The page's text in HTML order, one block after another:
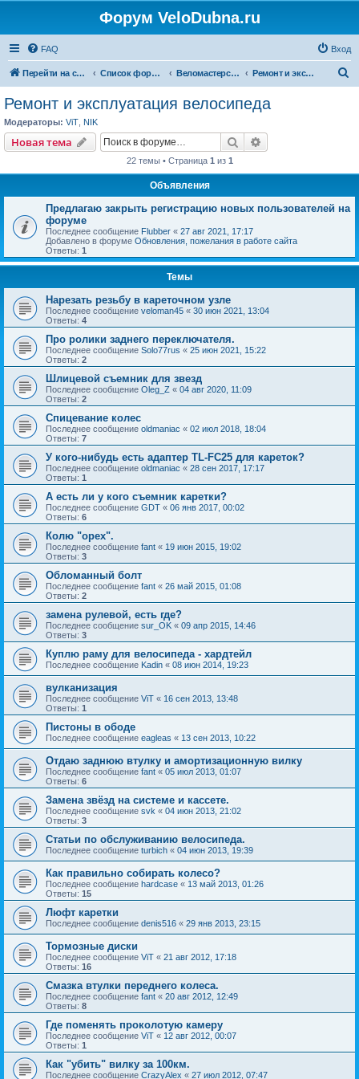
Форум VeloDubna.ru
FAQ Вход
Перейти на сайт Список форумов Веломастерская Ремонт и эксплуатация велосипеда
Ремонт и эксплуатация велосипеда
Модераторы: ViT NIK
Новая тема Поиск
22 темы • Страница 1 из 1
Объявления
Предлагаю закрыть регистрацию новых пользователей на
форуме
Последнее сообщение Flubber « 27 авг 2021, 17:17
Добавлено в форуме Обновления, пожелания в работе сайта
Ответы: 1
Темы
Нарезать резьбу в кареточном узле
Последнее сообщение veloman45 « 30 июн 2021, 13:04
Ответы: 4
Про ролики заднего переключателя.
Последнее сообщение Solo77rus « 25 июн 2021, 15:22
Ответы: 2
Шлицевой съемник для звезд
Последнее сообщение Oleg_Z « 04 авг 2020, 11:09
Ответы: 2
Спицевание колес
Последнее сообщение oldmaniac « 02 июл 2018, 18:04
Ответы: 7
У кого-нибудь есть адаптер TL-FC25 для кареток?
Последнее сообщение oldmaniac « 28 сен 2017, 17:17
Ответы: 1
А есть ли у кого съемник каретки?
Последнее сообщение GDT « 06 янв 2017, 00:02
Ответы: 6
Колю "орех".
Последнее сообщение fant « 19 июн 2015, 19:02
Ответы: 3
Обломанный болт
Последнее сообщение fant « 26 май 2015, 01:08
Ответы: 2
замена рулевой, есть где?
Последнее сообщение sur_OK « 09 апр 2015, 14:46
Ответы: 3
Куплю раму для велосипеда - хардтейл
Последнее сообщение Kadin « 08 июн 2014, 19:23
вулканизация
Последнее сообщение ViT « 16 сен 2013, 13:48
Ответы: 1
Пистоны в ободе
Последнее сообщение eagleas « 13 сен 2013, 10:22
Отдаю заднюю втулку и амортизационную вилку
Последнее сообщение fant « 05 июл 2013, 01:07
Ответы: 6
Замена звёзд на системе и кассете.
Последнее сообщение svk « 04 июн 2013, 21:02
Ответы: 3
Статьи по обслуживанию велосипеда.
Последнее сообщение turbich « 04 июн 2013, 19:39
Как правильно собирать колесо?
Последнее сообщение hardcase « 13 май 2013, 01:26
Ответы: 15
Люфт каретки
Последнее сообщение denis516 « 29 янв 2013, 23:15
Тормозные диски
Последнее сообщение ViT « 21 авг 2012, 17:18
Ответы: 16
Смазка втулки переднего колеса.
Последнее сообщение fant « 20 авг 2012, 12:49
Ответы: 8
Где поменять проколотую камеру
Последнее сообщение ViT « 12 авг 2012, 00:07
Ответы: 1
Как "убить" вилку за 100км.
Последнее сообщение CrazyAlex « 27 июл 2012, 07:47